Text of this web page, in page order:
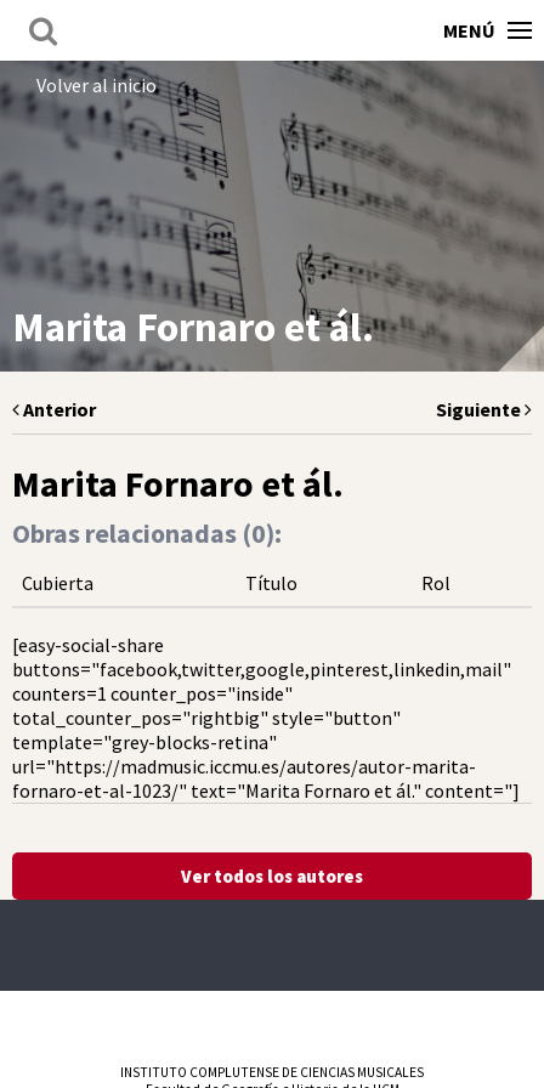
MENÚ
Volver al inicio
Marita Fornaro et ál.
Anterior Siguiente
Marita Fornaro et ál.
Obras relacionadas (0):
Cubierta Título Rol
[easy-social-share
buttons="facebook,twitter,google,pinterest,linkedin,mail"
counters=1 counter_pos="inside"
total_counter_pos="rightbig" style="button"
template="grey-blocks-retina"
url="https://madmusic.iccmu.es/autores/autor-marita-
fornaro-et-al-1023/" text="Marita Fornaro et ál." content="]
Ver todos los autores
INSTITUTO COMPLUTENSE DE CIENCIAS MUSICALES